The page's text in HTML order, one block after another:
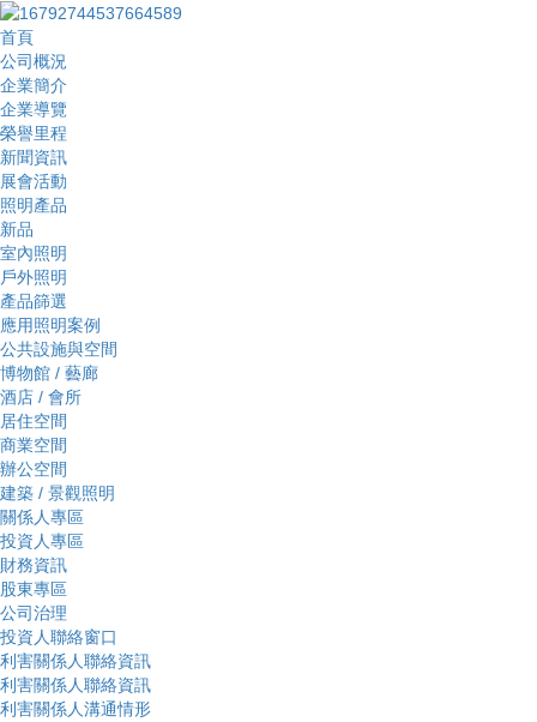
首頁
公司概況
企業簡介
企業導覽
榮譽里程
新聞資訊
展會活動
照明產品
新品
室內照明
戶外照明
產品篩選
應用照明案例
公共設施與空間
博物館 / 藝廊
酒店 / 會所
居住空間
商業空間
辦公空間
建築 / 景觀照明
關係人專區
投資人專區
財務資訊
股東專區
公司治理
投資人聯絡窗口
利害關係人聯絡資訊
利害關係人聯絡資訊
利害關係人溝通情形